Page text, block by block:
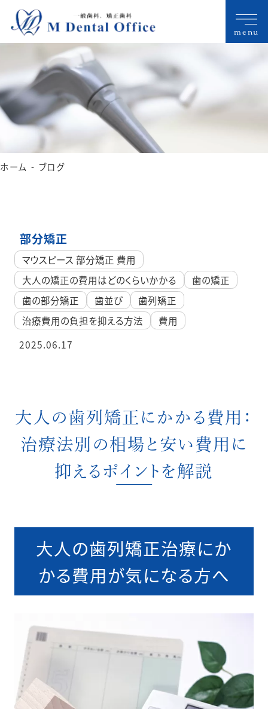
ホーム ブログ
部分矯正
マウスピース 部分矯正 費用
大人の矯正の費用はどのくらいかかる
歯の矯正
歯の部分矯正
歯並び
歯列矯正
治療費用の負担を抑える方法
費用
2025.06.17
大人の歯列矯正にかかる費用：
治療法別の相場と安い費用に
抑えるポイントを解説
大人の歯列矯正治療にか
かる費用が気になる方へ
menu